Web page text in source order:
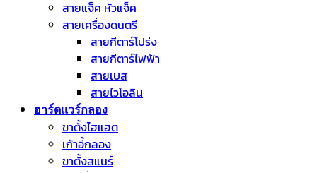
สายแจ็ค หัวแจ็ค
สายเครื่องดนตรี
สายกีตาร์โปร่ง
สายกีตาร์ไฟฟ้า
สายเบส
สายไวโอลิน
ฮาร์ดแวร์กลอง
ขาตั้งไฮแฮต
เก้าอี้กลอง
ขาตั้งสแนร์